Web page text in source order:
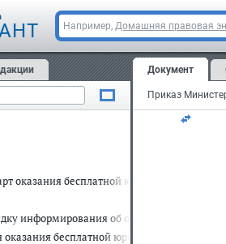
Например, Домашняя правовая
оказания бесплатной юридической
информирования об оказании
бесплатной юридической помощи
Документ